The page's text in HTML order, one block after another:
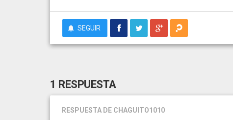
SEGUIR
1 RESPUESTA
RESPUESTA DE CHAGUITO1010